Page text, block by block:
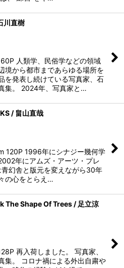
川直樹
人類学、民俗学などの領域
境から都市まであらゆる場所を
を発表し続けている写真家、石
集。 2024年、写真家と…
/ 畠山直哉
120P 1996年にシナジー幾何学
年にアムズ・アーツ・プレ
幻舎と版元を変えながら30年
の心をとらえ…
The Shape Of Trees / 足立涼
再入荷しました。 写真家、
集。 コロナ禍による外出自粛や